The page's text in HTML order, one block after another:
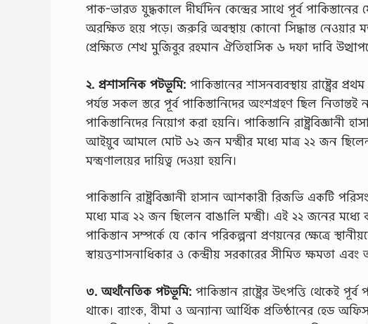
পাক-ভারত যুদ্ধকালে দীর্ঘদিন কেন্দ্রের সাথে পূর্ব
অরক্ষিত হয়ে পড়ে। জরুরি অবস্থায় কোনাে সিদ্ধান্ত নেওয়ার
প্রেক্ষিতে শেখ মুজিবুর রহমান ঐতিহাসিক ৬ দফা দাবি
২. প্রশাসনিক পটভূমি: পাকিস্তানের শাসনব্যবস্থায় রাষ্ট্রের
পর্যন্ত সকল স্তরে পূর্ব পাকিস্তানিদের অংশগ্রহণ ছিল
পাকিস্তানিদের নিয়ােগ করা হয়নি। পাকিস্তানি
আইয়ুব আমলে মােট ৬২ জন মন্ত্রীর মধ্যে মাত্র ২২ জন
মন্ত্রণালয়ের দায়িত্ব দেওয়া হয়নি।
পাকিস্তানি রাষ্ট্রবিজ্ঞানী হাসান আশকারী রিজভি একটি
মধ্যে মাত্র ২২ জন ছিলেন বাঙালি মন্ত্রী। এই ২২ জনের
পাকিস্তান সম্পর্কে যে কোন পরিকল্পনা প্রণয়নের ক্ষেত্রে
স্বায়ত্তশাসনাধিকার ও কেন্দ্রীয় সরকারের সীমিত ক্ষমতা
৩. অর্থনৈতিক পটভূমি: পাকিস্তান রাষ্ট্রের উৎপত্তি থেকেই
থাকে। ব্যাংক, বীমা ও অন্যান্য আর্থিক প্রতিষ্ঠানের হেড